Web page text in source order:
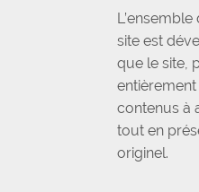
site est
que le site,
contenus à
tout en
originel.